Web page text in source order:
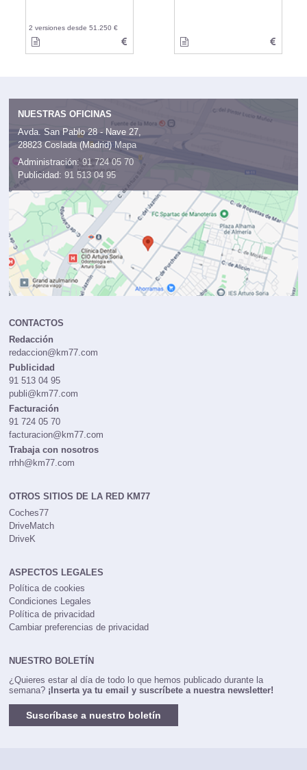
2 versiones desde 51.250 €
NUESTRAS OFICINAS
Avda. San Pablo 28 - Nave 27,
28823 Coslada (Madrid) Mapa
Administración: 91 724 05 70
Publicidad: 91 513 04 95
CONTACTOS
Redacción
redaccion@km77.com
Publicidad
91 513 04 95
publi@km77.com
Facturación
91 724 05 70
facturacion@km77.com
Trabaja con nosotros
rrhh@km77.com
OTROS SITIOS DE LA RED KM77
Coches77
DriveMatch
DriveK
ASPECTOS LEGALES
Política de cookies
Condiciones Legales
Política de privacidad
Cambiar preferencias de privacidad
NUESTRO BOLETÍN
¿Quieres estar al día de todo lo que hemos publicado durante la
semana? ¡Inserta ya tu email y suscríbete a nuestra newsletter!
Suscríbase a nuestro boletín